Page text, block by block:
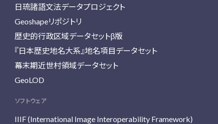
日琉諸語文法データプロジェクト
Geoshapeリポジトリ
歴史的行政区域データセットβ版
『日本歴史地名大系』地名項目データセット
幕末期近世村領域データセット
GeoLOD
ソフトウェア
IIIF (International Image Interoperability Framework)